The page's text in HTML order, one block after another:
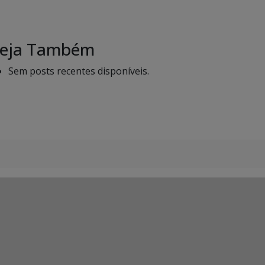
Também
Sem posts recentes disponíveis.